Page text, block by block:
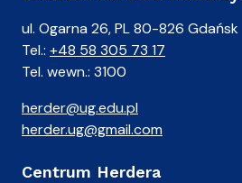
ul. Ogarna 26, PL 80-826 Gdańsk
Tel.: +48 58 305 73 17
Tel. wewn.: 3100
herder@ug.edu.pl
herder.ug@gmail.com
Centrum Herdera